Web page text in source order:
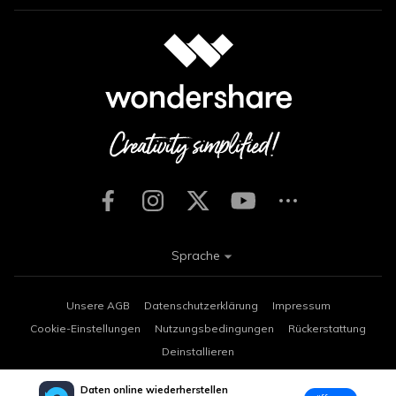
Unsere AGB Datenschutzerklärung
Impressum
Cookie-Einstellungen
Nutzungsbedingungen
Rückerstattung
Deinstallieren
Copyright © 2026
Sprache
Daten online wiederherstellen